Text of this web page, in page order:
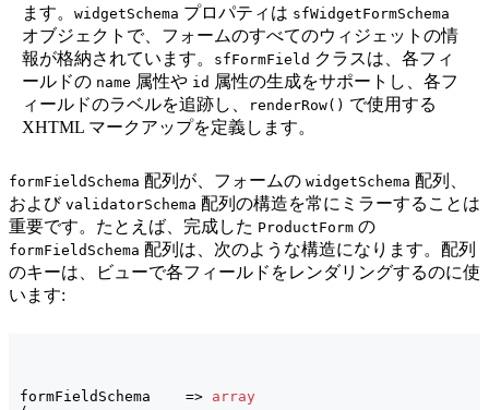
ます。 widgetSchema プロパティは sfWidgetFormSchema
オブジェクトで、フォームのすべてのウィジェットの情
報が格納されています。
sfFormField クラスは、各フィ
ールドの name 属性や id 属性の生成をサポートし、各フ
ィールドのラベルを追跡し、
renderRow() で使用する
XHTML マークアップを定義します。
formFieldSchema 配列が、フォームの widgetSchema 配列、
および validatorSchema 配列の構造を常にミラーすることは
重要です。たとえば、完成した ProductForm の
formFieldSchema 配列は、次のような構造になります。配列
のキーは、ビューで各フィールドをレンダリングするのに使
います:
formFieldSchema    => array